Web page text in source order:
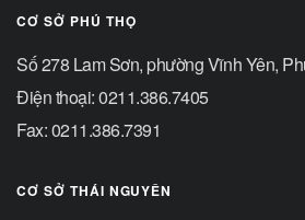
CƠ SỞ PHÚ THỌ
Số 278 Lam Sơn, phường Vĩnh Yên,
Điện thoại: 0211.386.7405
Fax: 0211.386.7391
CƠ SỞ THÁI NGUYÊN